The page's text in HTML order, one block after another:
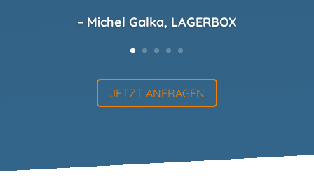
– Michel Galka, LAGERBOX
JETZT ANFRAGEN